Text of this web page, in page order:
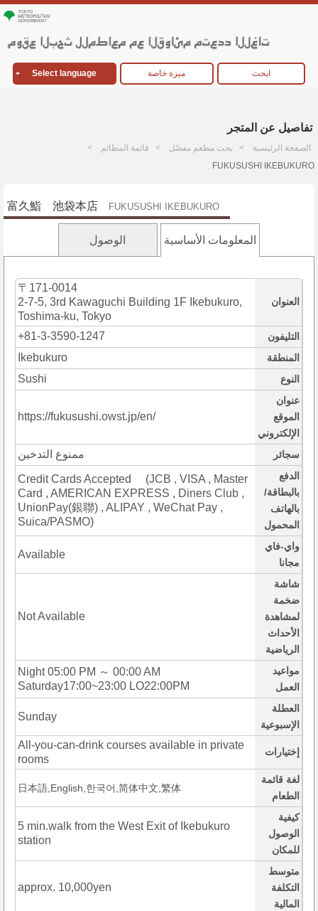
Select language ميزة خاصة ابحث
تفاصيل عن المتجر
الصفحة الرئيسية بحث مطعم مفصّل
قائمة المطائم
FUKUSUSHI IKEBUKURO
富久鮨 池袋本店 FUKUSUSHI IKEBUKURO
المعلومات الأساسية الوصول
العنوان
〒171-0014
2-7-5, 3rd Kawaguchi Building 1F Ikebukuro,
Toshima-ku, Tokyo
التليفون +81-3-3590-1247
المنطقة Ikebukuro
النوع Sushi
عنوان
الموقع
الإلكتروني
https://fukusushi.owst.jp/en/
سجائر ممنوع التدخين
الدفع
بالبطاقة/
بالهاتف
المحمول
Credit Cards Accepted (JCB , VISA , Master
Card , AMERICAN EXPRESS , Diners Club ,
UnionPay(銀聯) , ALIPAY , WeChat Pay ,
Suica/PASMO)
واي-فاي
مجانا
Available
شاشة
ضخمة
لمشاهدة
الأحداث
الرياضية
Not Available
مواعيد
العمل
Night 05:00 PM ～ 00:00 AM
Saturday17:00~23:00 LO22:00PM
العطلة
الإسبوعية
Sunday
إختيارات
All-you-can-drink courses available in private
rooms
لغة قائمة
الطعام
日本語,English,한국어,简体中文,繁体
كيفية
الوصول
للمكان
5 min.walk from the West Exit of Ikebukuro
station
متوسط
التكلفة
المالية
approx. 10,000yen